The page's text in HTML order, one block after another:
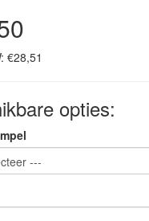
€28,51
opties: